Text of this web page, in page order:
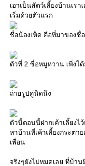
เอาเป็นสัตว์เลี้ยงบ้านเรา
เริ่มด้วยตัวแรก
ชื่อน้องเห็ด คือที่มาของชื่
ตัวที่ 2 ชื่อหมูหวาน เพิ่งไ
ถ่ายรูปคู่นิดนึง
ตัวนี้ตอนนี้ฝากเค้าเลี้ยงไ
หาบ้านที่เค้าเลี้ยงกระต่าย
เพื่อน
จริงๆยังไม่หมดเลย ที่บ้าน